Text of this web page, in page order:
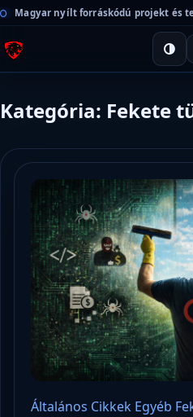
Magyar nyílt forráskódú projekt és
Kategória: Fekete
Általános Cikkek Egyéb